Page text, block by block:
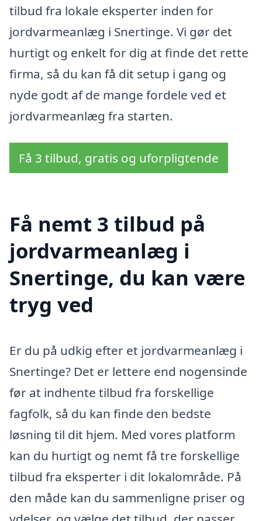
tilbud fra lokale eksperter inden for
jordvarmeanlæg i Snertinge. Vi gør det
hurtigt og enkelt for dig at finde det rette
firma, så du kan få dit setup i gang og
nyde godt af de mange fordele ved et
jordvarmeanlæg fra starten.
Få 3 tilbud, gratis og uforpligtende
Få nemt 3 tilbud på
jordvarmeanlæg i
Snertinge, du kan være
tryg ved
Er du på udkig efter et jordvarmeanlæg i
Snertinge? Det er lettere end nogensinde
før at indhente tilbud fra forskellige
fagfolk, så du kan finde den bedste
løsning til dit hjem. Med vores platform
kan du hurtigt og nemt få tre forskellige
tilbud fra eksperter i dit lokalområde. På
den måde kan du sammenligne priser og